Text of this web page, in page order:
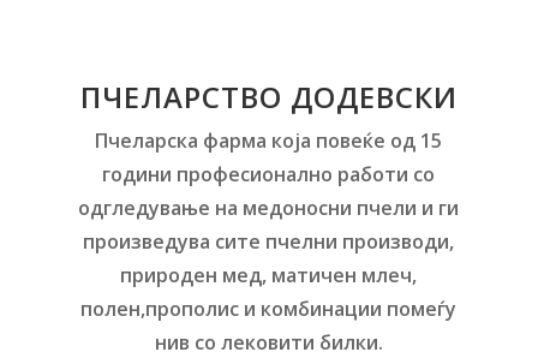
ПЧЕЛАРСТВО ДОДЕВСКИ
Пчеларска фарма која повеќе од 15
години професионално работи со
одгледување на медоносни пчели и ги
произведува сите пчелни производи,
природен мед, матичен млеч,
полен,прополис и комбинации помеѓу
нив со лековити билки.